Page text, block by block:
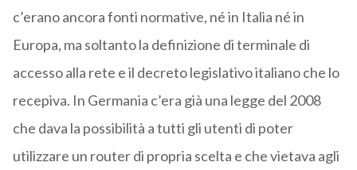
c’erano ancora fonti normative, né in Italia né in
Europa, ma soltanto la definizione di terminale di
accesso alla rete e il decreto legislativo italiano che lo
recepiva. In Germania c’era già una legge del 2008
che dava la possibilità a tutti gli utenti di poter
utilizzare un router di propria scelta e che vietava agli